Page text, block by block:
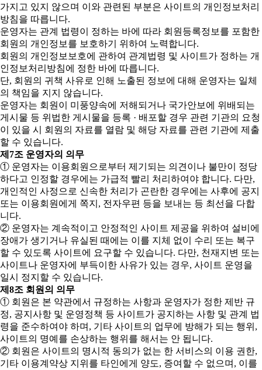
가지고 있지 않으며 이와 관련된 부분은 사이트의 개인정보처리
방침을 따릅니다.
운영자는 관계 법령이 정하는 바에 따라 회원등록정보를 포함한
회원의 개인정보를 보호하기 위하여 노력합니다.
회원의 개인정보보호에 관하여 관계법령 및 사이트가 정하는 개
인정보처리방침에 정한 바에 따릅니다.
단, 회원의 귀책 사유로 인해 노출된 정보에 대해 운영자는 일체
의 책임을 지지 않습니다.
운영자는 회원이 미풍양속에 저해되거나 국가안보에 위배되는
게시물 등 위법한 게시물을 등록 · 배포할 경우 관련 기관의 요청
이 있을 시 회원의 자료를 열람 및 해당 자료를 관련 기관에 제출
할 수 있습니다.
제7조 운영자의 의무
① 운영자는 이용회원으로부터 제기되는 의견이나 불만이 정당
하다고 인정할 경우에는 가급적 빨리 처리하여야 합니다. 다만,
개인적인 사정으로 신속한 처리가 곤란한 경우에는 사후에 공지
또는 이용회원에게 쪽지, 전자우편 등을 보내는 등 최선을 다합
니다.
② 운영자는 계속적이고 안정적인 사이트 제공을 위하여 설비에
장애가 생기거나 유실된 때에는 이를 지체 없이 수리 또는 복구
할 수 있도록 사이트에 요구할 수 있습니다. 다만, 천재지변 또는
사이트나 운영자에 부득이한 사유가 있는 경우, 사이트 운영을
일시 정지할 수 있습니다.
제8조 회원의 의무
① 회원은 본 약관에서 규정하는 사항과 운영자가 정한 제반 규
정, 공지사항 및 운영정책 등 사이트가 공지하는 사항 및 관계 법
령을 준수하여야 하며, 기타 사이트의 업무에 방해가 되는 행위,
사이트의 명예를 손상하는 행위를 해서는 안 됩니다.
② 회원은 사이트의 명시적 동의가 없는 한 서비스의 이용 권한,
기타 이용계약상 지위를 타인에게 양도, 증여할 수 없으며, 이를